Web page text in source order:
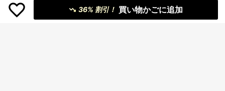
36% 割引！ 買い物かごに追加